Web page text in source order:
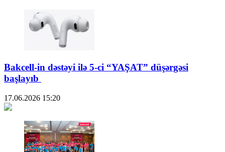
Bakcell-in dəstəyi ilə 5-ci “YAŞAT” düşərgəsi
başlayıb
17.06.2026 15:20